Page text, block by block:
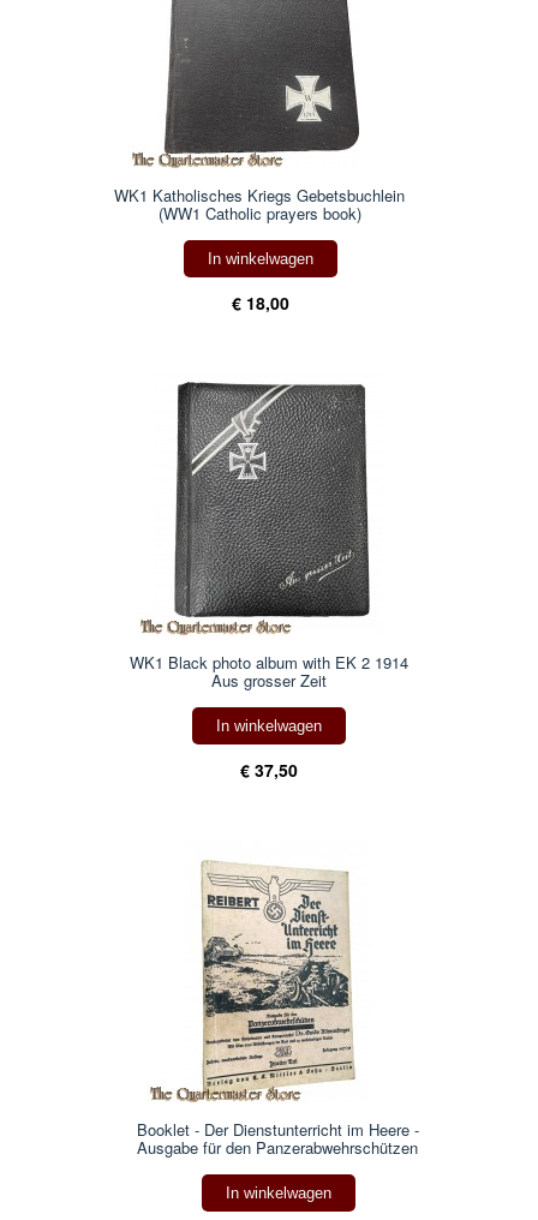
WK1 Katholisches Kriegs Gebetsbuchlein
(WW1 Catholic prayers book)
In winkelwagen
€ 18,00
WK1 Black photo album with EK 2 1914
Aus grosser Zeit
In winkelwagen
€ 37,50
Booklet - Der Dienstunterricht im Heere -
Ausgabe für den Panzerabwehrschützen
In winkelwagen